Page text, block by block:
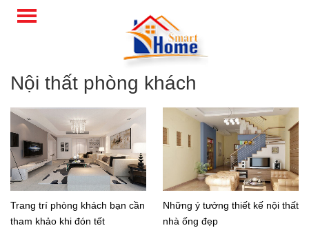
Nội thất phòng khách
Trang trí phòng khách bạn cần
tham khảo khi đón tết
Những ý tưởng thiết kế nội thất
nhà ống đẹp